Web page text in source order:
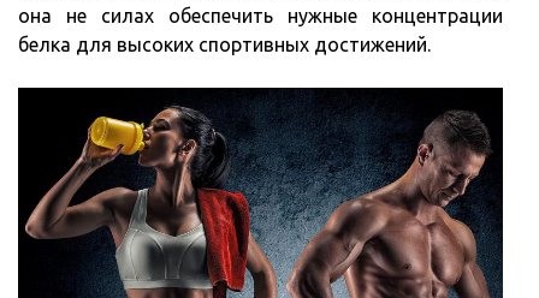
она не силах обеспечить нужные концентрации
белка для высоких спортивных достижений.